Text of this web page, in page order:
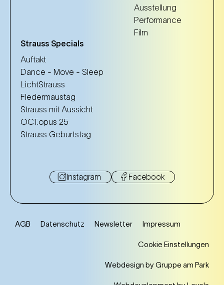
Ausstellung
Performance
Film
Strauss Specials
Auftakt
Dance - Move - Sleep
LichtStrauss
Fledermaustag
Strauss mit Aussicht
OCT.opus 25
Strauss Geburtstag
Instagram Facebook
AGB Datenschutz Newsletter Impressum
Cookie Einstellungen
Webdesign by Gruppe am Park